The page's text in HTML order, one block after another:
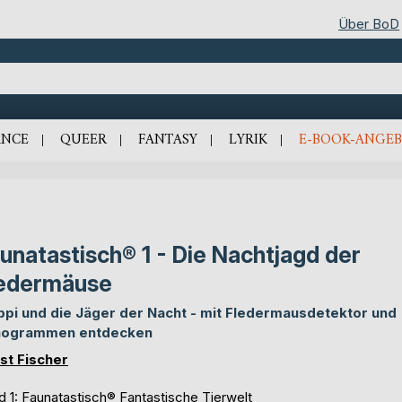
Über BoD
QUEER FANTASY LYRIK E-BOOK-
1 - Die Nachtjagd der
und die Jäger der Nacht - mit Fledermausdetektor und
entdecken
Fischer
1: Faunatastisch® Fantastische Tierwelt